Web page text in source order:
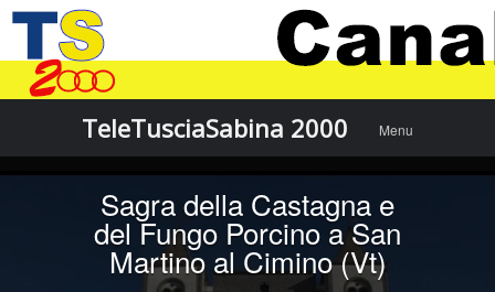
TeleTusciaSabina 2000
content
Menu
Sagra della Castagna e
del Fungo Porcino a San
Martino al Cimino (Vt)